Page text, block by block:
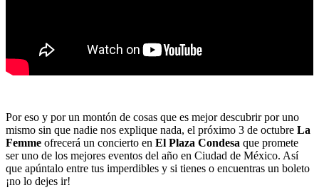
Por eso y por un montón de cosas que es mejor descubrir por uno
mismo sin que nadie nos explique nada, el próximo 3 de octubre La
Femme ofrecerá un concierto en El Plaza Condesa que promete
ser uno de los mejores eventos del año en Ciudad de México. Así
que apúntalo entre tus imperdibles y si tienes o encuentras un boleto
¡no lo dejes ir!